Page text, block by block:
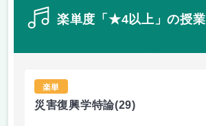
楽単度「★4以上」の授業
楽単
災害復興学特論(29)